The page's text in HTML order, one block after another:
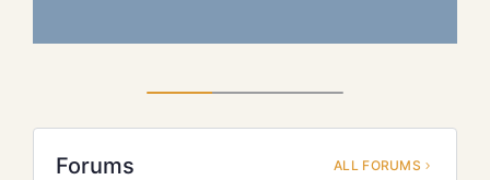
Forums ALL FORUMS